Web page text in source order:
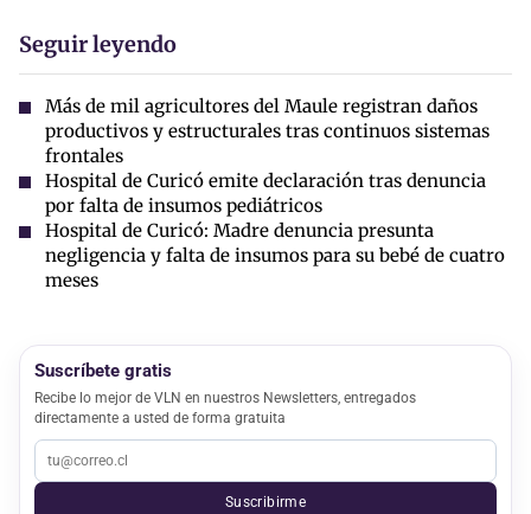
Seguir leyendo
Más de mil agricultores del Maule registran daños
productivos y estructurales tras continuos sistemas
frontales
Hospital de Curicó emite declaración tras denuncia
por falta de insumos pediátricos
Hospital de Curicó: Madre denuncia presunta
negligencia y falta de insumos para su bebé de cuatro
meses
Suscríbete gratis
Recibe lo mejor de VLN en nuestros Newsletters, entregados
directamente a usted de forma gratuita
Suscribirme